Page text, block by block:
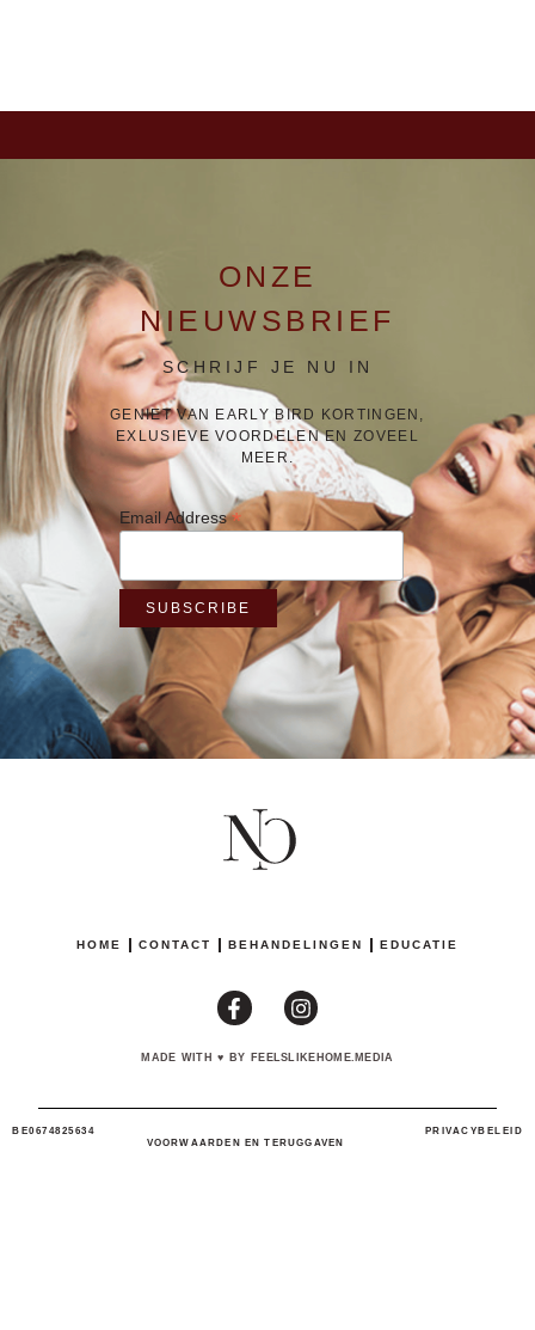
ONZE
NIEUWSBRIEF
SCHRIJF JE NU IN
GENIET VAN EARLY BIRD KORTINGEN,
EXLUSIEVE VOORDELEN EN ZOVEEL
MEER.
Email Address*
HOME CONTACT BEHANDELINGEN EDUCATIE
MADE WITH♥ BY FEELSLIKEHOME.MEDIA
PRIVACYBELEID
BE0674825634
VOORWAARDEN EN TERUGGAVEN